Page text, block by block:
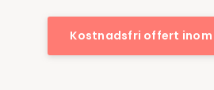
Kostnadsfri offert inom